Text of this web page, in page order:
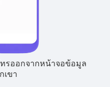
ทรออกจากหน้าจอข้อมูล
เขา